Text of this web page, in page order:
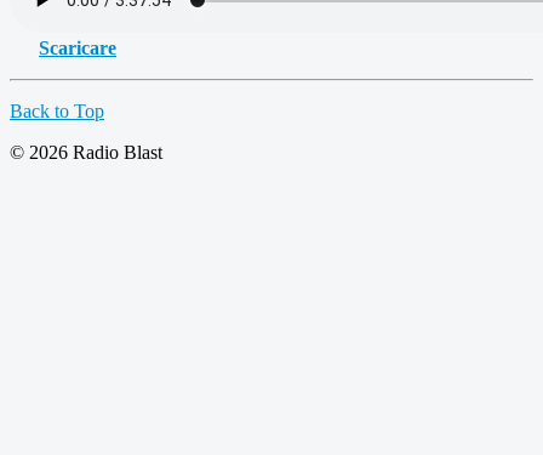
Scaricare
Back to Top
© 2026 Radio Blast